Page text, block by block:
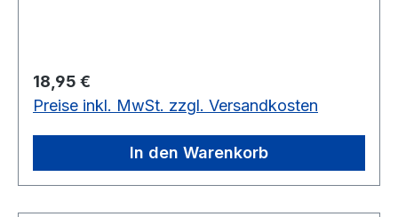
Regulärer Preis:
18,95 €
Preise inkl. MwSt. zzgl. Versandkosten
In den Warenkorb